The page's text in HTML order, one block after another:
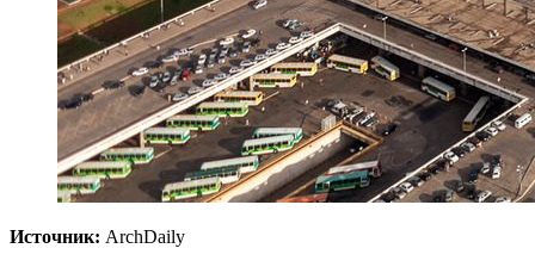
Источник: ArchDaily